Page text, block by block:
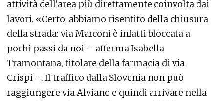
attività dell’area più direttamente coinvolta dai
lavori. «Certo, abbiamo risentito della chiusura
della strada: via Marconi è infatti bloccata a
pochi passi da noi – afferma Isabella
Tramontana, titolare della farmacia di via
Crispi –. Il traffico dalla Slovenia non può
raggiungere via Alviano e quindi arrivare nella